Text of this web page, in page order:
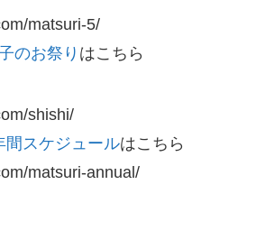
matsuri-5/
のお祭り はこちら
shishi/
間スケジュールはこちら
matsuri-annual/